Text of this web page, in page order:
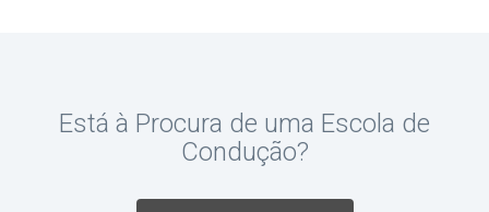
Está à Procura de uma Escola de
Condução?